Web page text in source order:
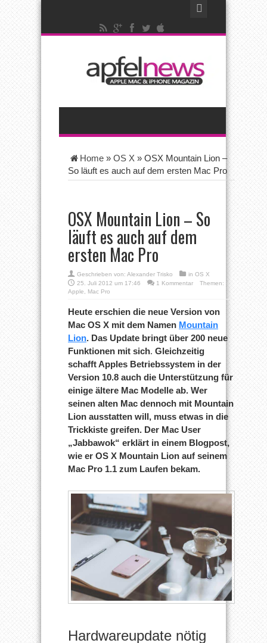
Home » OS X » OSX Mountain Lion –
So läuft es auch auf dem ersten Mac Pro
OSX Mountain Lion – So
läuft es auch auf dem
ersten Mac Pro
Geschrieben von: Alexander Trisko in OS X
25. Juli 2012 um 17:46
1 Kommentar
Themen:
Apple
Mac Pro
Heute erschien die neue Version von
Mac OS X mit dem Namen Mountain
Lion. Das Update bringt über 200 neue
Funktionen mit sich. Gleichzeitig
schafft Apples Betriebssystem in der
Version 10.8 auch die Unterstützung für
einige ältere Mac Modelle ab. Wer
seinen alten Mac dennoch mit Mountain
Lion ausstatten will, muss etwas in die
Trickkiste greifen. Der Mac User
„Jabbawok“ erklärt in einem Blogpost,
wie er OS X Mountain Lion auf seinem
Mac Pro 1.1 zum Laufen bekam.
Hardwareupdate nötig